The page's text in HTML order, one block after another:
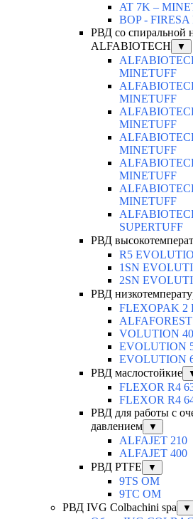
AT 7K –
BOP - FIRESA
РВД со спиральной
ALFABIOTECH
▼
MINETUFF
MINETUFF
MINETUFF
MINETUFF
MINETUFF
MINETUFF
SUPERTUFF
РВД
R5
1SN
2SN
РВД
FLEXOPAK 2
VOLUTION
EVOLUTION
EVOLUTION
РВД маслостойкие
FLEXOR R4
FLEXOR R4
РВД для работы с
давлением
▼
ALFAJET 210
ALFAJET 400
РВД PTFE
▼
9TS OM
9TC OM
РВД IVG Colbachini spa
▼